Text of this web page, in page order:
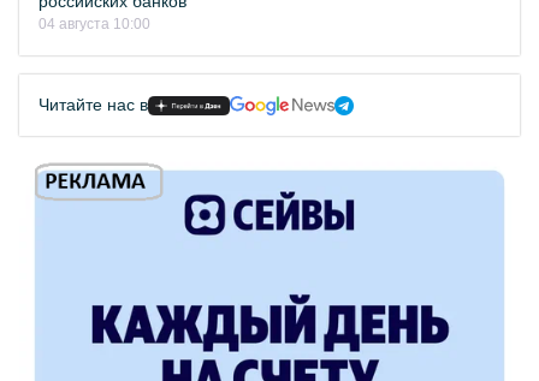
04 августа 10:00
Читайте нас в